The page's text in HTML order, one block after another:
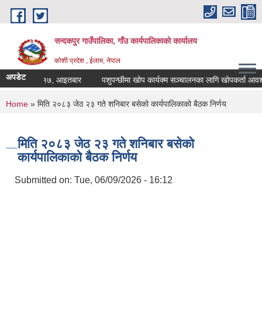
Skip to main content
सन्दकपुर गाउँपालिका, गाँउ कार्यपालिकाको कार्यालय
कोशी प्रदेश , ईलाम, नेपाल
अपडेटसाउन १७, आइतबार पशुपन्छीमा खोप कार्यक्म सञ्चालनका लागि खोपकर्ता
You are here
Home » मिति २०८३ जेठ २३ गते शनिबार बसेको कार्यपालिकाको बैठक निर्णय
मिति २०८३ जेठ २३ गते शनिबार बसेको
कार्यपालिकाको बैठक निर्णय
Submitted on: Tue, 06/09/2026 - 16:12